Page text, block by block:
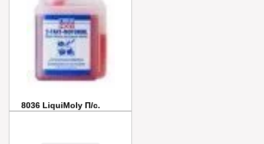
8036 LiquiMoly П/с.